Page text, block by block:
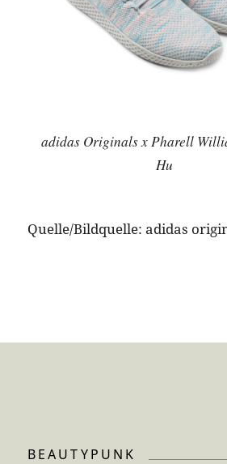
adidas Originals x Pharell
Hu
Quelle/Bildquelle: adidas
BEAUTYPUNK